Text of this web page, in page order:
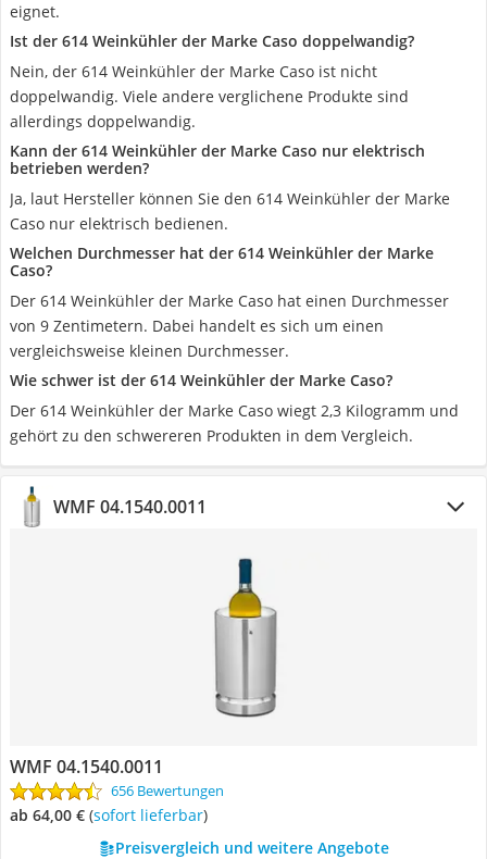
eignet.
Ist der 614 Weinkühler der Marke Caso doppelwandig?
Nein, der 614 Weinkühler der Marke Caso ist nicht
doppelwandig. Viele andere verglichene Produkte sind
allerdings doppelwandig.
Kann der 614 Weinkühler der Marke Caso nur elektrisch
betrieben werden?
Ja, laut Hersteller können Sie den 614 Weinkühler der Marke
Caso nur elektrisch bedienen.
Welchen Durchmesser hat der 614 Weinkühler der Marke
Caso?
Der 614 Weinkühler der Marke Caso hat einen Durchmesser
von 9 Zentimetern. Dabei handelt es sich um einen
vergleichsweise kleinen Durchmesser.
Wie schwer ist der 614 Weinkühler der Marke Caso?
Der 614 Weinkühler der Marke Caso wiegt 2,3 Kilogramm und
gehört zu den schwereren Produkten in dem Vergleich.
WMF 04.1540.0011
WMF 04.1540.0011
656 Bewertungen
ab 64,00 € ( Sofort lieferbar)
Preisvergleich und weitere Angebote